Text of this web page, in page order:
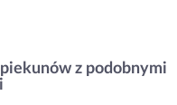
z podobnymi